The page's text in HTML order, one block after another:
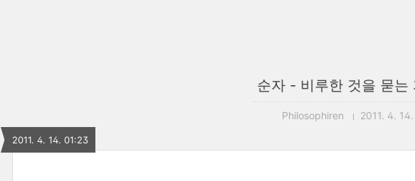
순자 - 비루한 것을 묻는
Philosophiren 2011. 4.
2011. 4. 14. 01:23